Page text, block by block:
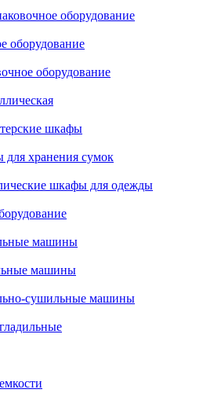
оборудование
оборудование
оборудование
шкафы
хранения сумок
шкафы для одежды
машины
машины
сушильные машины